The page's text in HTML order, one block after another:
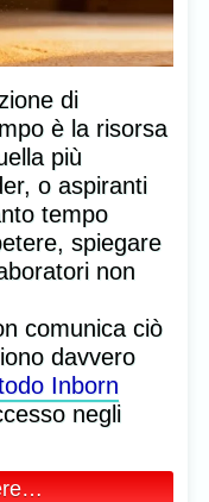
di
è la risorsa
più
o aspiranti
tempo
spiegare
non
comunica ciò
davvero
Inborn
negli